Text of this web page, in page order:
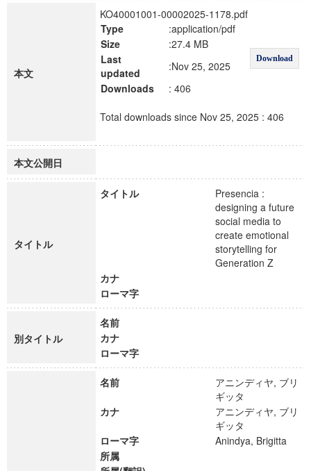
本文
KO40001001-00002025-1178.pdf
Type
:application/pdf
Download
Size
:27.4 MB
Last
updated
:Nov 25, 2025
Downloads
: 406
Total downloads since Nov 25, 2025 : 406
本文公開日
タイトル
タイトル
Presencia :
designing a future
social media to
create emotional
storytelling for
Generation Z
カナ
ローマ字
別タイトル
名前
カナ
ローマ字
名前
アニンディヤ, ブリ
ギッタ
カナ
アニンディヤ, ブリ
ギッタ
ローマ字
Anindya, Brigitta
所属